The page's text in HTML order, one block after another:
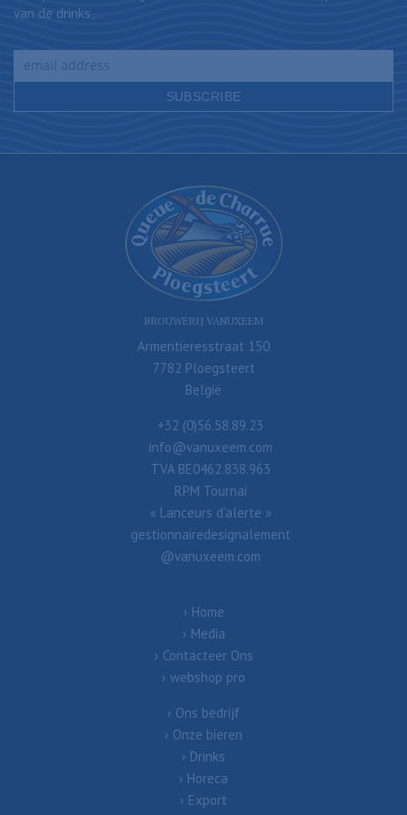
van de drinks,...
BROUWERIJ VANUXEEM
Armentieresstraat 150
7782 Ploegsteert
België
+32 (0)56.58.89.23
info@vanuxeem.com
TVA BE0462.838.963
RPM Tournai
« Lanceurs d’alerte »
gestionnairedesignalement
@vanuxeem.com
Home
Media
Contacteer Ons
webshop pro
Ons bedrijf
Onze bieren
Drinks
Horeca
Export